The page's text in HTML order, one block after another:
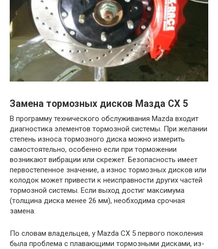
Замена тормозных дисков Мазда СХ 5
В программу технического обслуживания Mazda входит
диагностика элементов тормозной системы. При желании
степень износа тормозного диска можно измерить
самостоятельно, особенно если при торможении
возникают вибрации или скрежет. Безопасность имеет
первостепенное значение, а износ тормозных дисков или
колодок может привести к неисправности других частей
тормозной системы. Если выход достиг максимума
(толщина диска менее 26 мм), необходима срочная
замена.
По словам владельцев, у Mazda CX 5 первого поколения
была проблема с плавающими тормозными дисками, из-